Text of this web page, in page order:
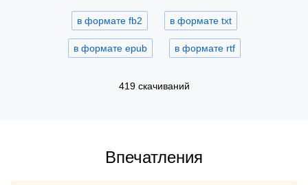
в формате fb2 в формате txt
в формате epub в формате rtf
419 скачиваний
Впечатления